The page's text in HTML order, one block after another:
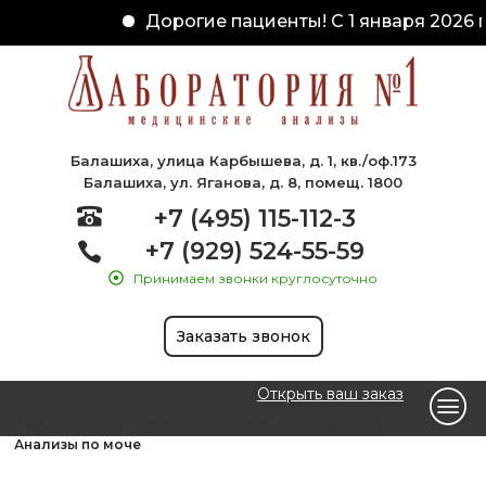
Дорогие пациенты! С 1 января 2026
Балашиха, улица Карбышева, д. 1, кв./оф.173
Балашиха, ул. Яганова, д. 8, помещ. 1800
+7 (495) 115-112-3
+7 (929) 524-55-59
Принимаем звонки круглосуточно
Заказать звонок
Открыть ваш заказ
Анализы по моче